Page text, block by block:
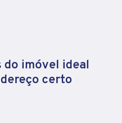
do imóvel ideal
certo